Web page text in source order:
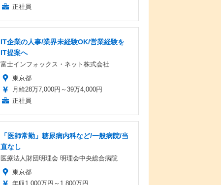
正社員
IT企業の人事/業界未経験OK/営業経験を
IT提案へ
富士インフォックス・ネット株式会社
東京都
月給28万7,000円～39万4,000円
正社員
「医師常勤」糖尿病内科など/一般病院/当
直なし
医療法人財団明理会 明理会中央総合病院
東京都
年収1,000万円～1,800万円